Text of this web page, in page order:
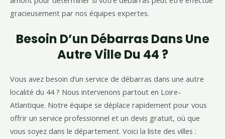
gracieusement par nos équipes expertes.
Besoin D’un Débarras Dans Une
Autre Ville Du 44 ?
Vous avez besoin d’un service de débarras dans une autre
localité du 44 ? Nous intervenons partout en Loire-
Atlantique. Notre équipe se déplace rapidement pour vous
offrir un service professionnel et un devis gratuit, où que
vous soyez dans le département. Voici la liste des villes :